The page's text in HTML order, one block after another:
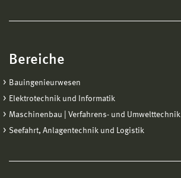
Bereiche
Bauingenieurwesen
Elektrotechnik und Informatik
Maschinenbau | Verfahrens- und Umwelttechnik
Seefahrt, Anlagentechnik und Logistik